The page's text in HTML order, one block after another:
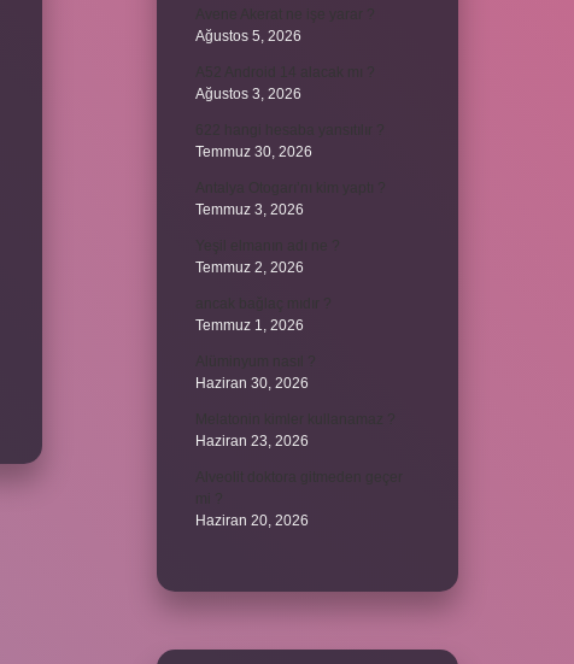
Ağustos 5, 2026
Ağustos 3, 2026
Temmuz 30, 2026
Temmuz 3, 2026
Temmuz 2, 2026
Temmuz 1, 2026
Haziran 30, 2026
Haziran 23, 2026
Haziran 20, 2026